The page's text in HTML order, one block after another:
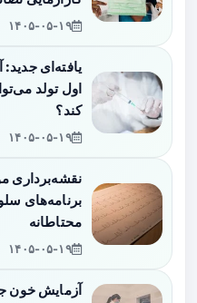
۱۴۰۵-۰۵-۱۹
یافته‌ای
اول تولد
کند؟
۱۴۰۵-۰۵-۱۹
نقشه‌برداری
برنامه‌های
محتاطانه
۱۴۰۵-۰۵-۱۹
آزمایش خون